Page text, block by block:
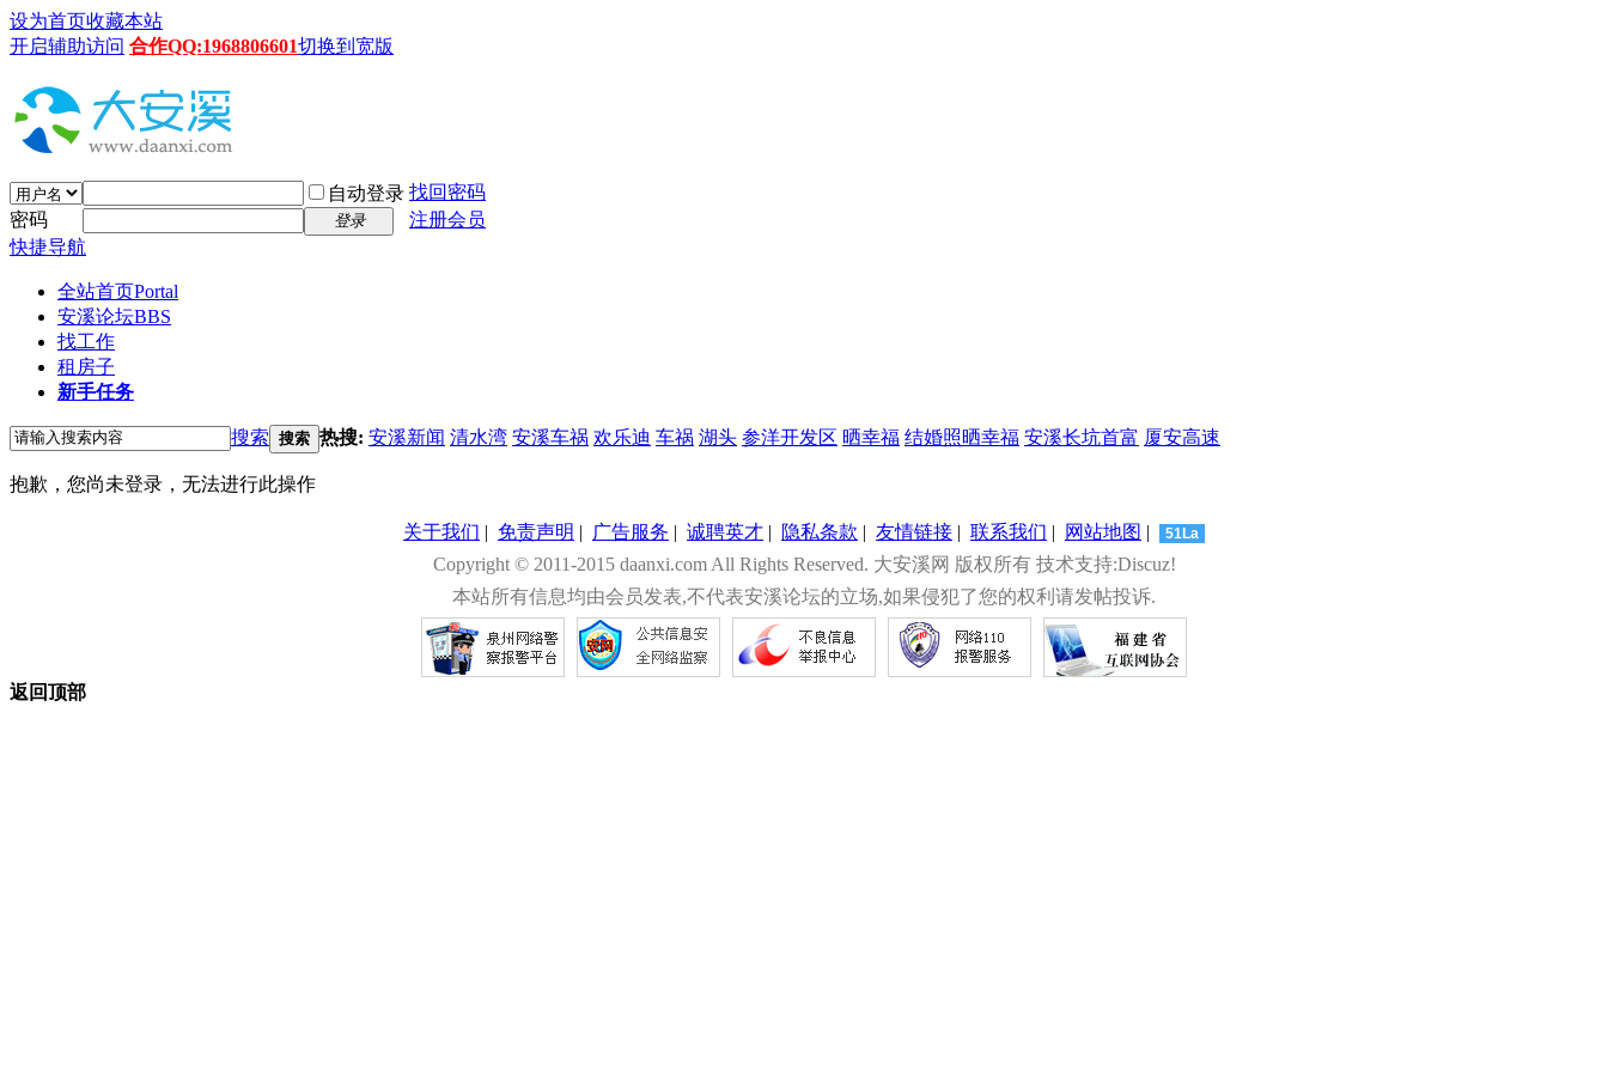
设为首页收藏本站
开启辅助访问 合作QQ:1968806601切换到宽版
自动登录 找回密码
密码
登录
注册会员
快捷导航
全站首页Portal
安溪论坛BBS
找工作
租房子
新手任务
搜索 搜索 热搜: 安溪新闻 清水湾 安溪车祸 欢乐迪 车祸 湖头 参洋开发区 晒幸福 结婚照晒幸福 安溪长坑首富 厦安高速
抱歉，您尚未登录，无法进行此操作
关于我们 | 免责声明 | 广告服务 | 诚聘英才 | 隐私条款 | 友情链接 | 联系我们 | 网站地图 | 51La
Copyright © 2011-2015 daanxi.com All Rights Reserved. 大安溪网 版权所有 技术支持:Discuz!
本站所有信息均由会员发表,不代表安溪论坛的立场,如果侵犯了您的权利请发帖投诉.
返回顶部